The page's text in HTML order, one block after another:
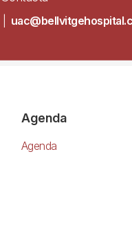
Agenda
Agenda